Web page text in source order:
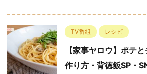
TV番組 レシピ
【家事ヤロウ】ポテ
作り方・背徳飯SP・